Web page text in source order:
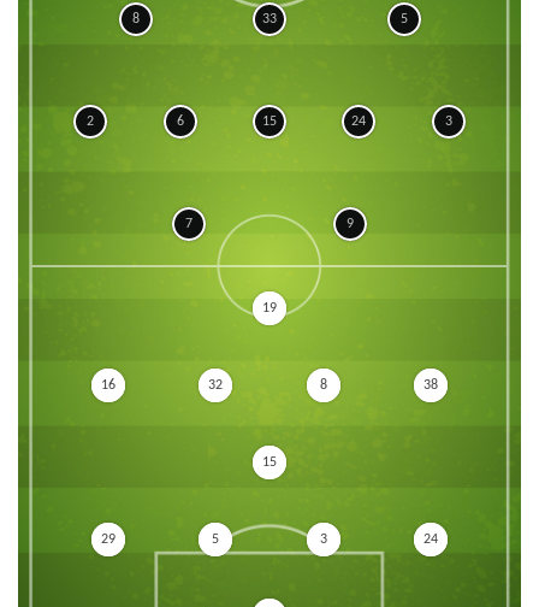
8 33 5
2 6 15 24 3
7 9
24
3
5
29
15
38
8
32
16
19